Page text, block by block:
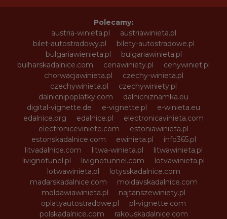
Polecamy:
austria-winieta.pl
austriawinieta.pl
bilet-autostradowy.pl
bilety-autostradowe.pl
bulgariawienieta.pl
bulgariawinieta.pl
bulharskadalnice.com
cenawiniety.pl
cenywiniet.pl
chorwacjawinieta.pl
czechy-winieta.pl
czechywinieta.pl
czechywiniety.pl
dalnicnipoplatky.com
dalnicniznamka.eu
digital-vignette.de
e-vignette.pl
e-winieta.eu
edalnice.org
edalnice.pl
electronicavinieta.com
electroniceviniete.com
estoniawinieta.pl
estonskadalnice.com
ewinieta.pl
info365.pl
litvadalnice.com
litwa-winieta.pl
litwawinieta.pl
livignotunel.pl
livignotunnel.com
lotvawinieta.pl
lotwawinieta.pl
lotysskadalnice.com
madarskadalnice.com
moldavskadalnice.com
moldawiawinieta.pl
najtanszewiniety.pl
oplatyautostradowe.pl
pl-vignette.com
polskadalnice.com
rakouskadalnice.com